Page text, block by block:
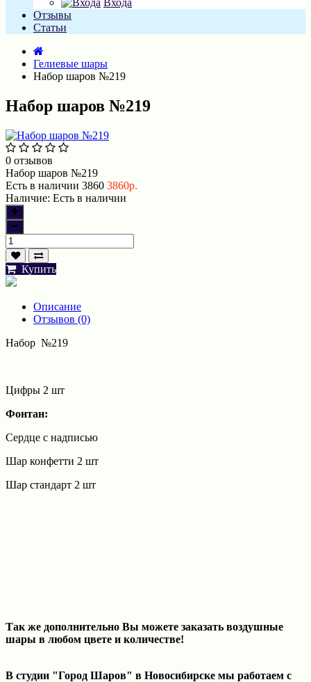
Входа
Отзывы
Статьи
Гелиевые шары
Набор шаров №219
Набор шаров №219
0 отзывов
Набор шаров №219
Есть в наличии 3860 3860р.
Наличие: Есть в наличии
Купить
Описание
Отзывов (0)
Набор №219
Цифры 2 шт
Фонтан:
Сердце с надписью
Шар конфетти 2 шт
Шар стандарт 2 шт
Так же дополнительно Вы можете заказать воздушные
шары в любом цвете и количестве!
В студии "Город Шаров" в Новосибирске мы работаем с